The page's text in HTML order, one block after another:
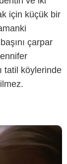
için küçük bir
çarpar
tatil köylerinde